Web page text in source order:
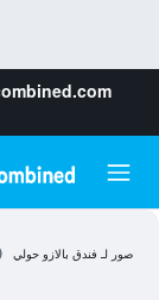
صور لـ فندق بالازو حولي